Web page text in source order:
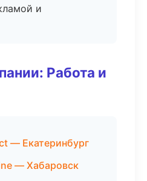
и
Работа и
— Екатеринбург
— Хабаровск